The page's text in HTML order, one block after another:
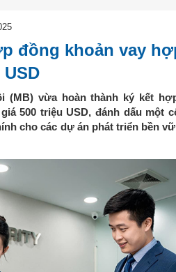
đồng khoản vay
(MB) vừa hoàn thành ký kết
500 triệu USD, đánh dấu một
cho các dự án phát triển bền